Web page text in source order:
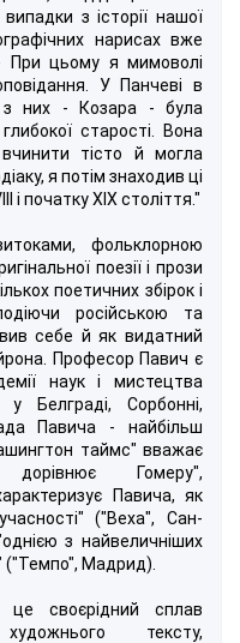
з історії нашої
нарисах вже
При цьому я мимоволі
У Панчеві в
них - Козара - була
старості. Вона
тісто й могла
я потім знаходив ці
і початку XIX століття."
фольклорною
поезії і прози
поетичних збірок і
російською та
себе й як видатний
Професор Павич є
наук і мистецтва
Белграді, Сорбонні,
Павича - найбільш
таймс" вважає
Гомеру",
Павича, як
("Веха", Сан-
з найвеличніших
("Темпо", Мадрид).
своєрідний сплав
тексту,